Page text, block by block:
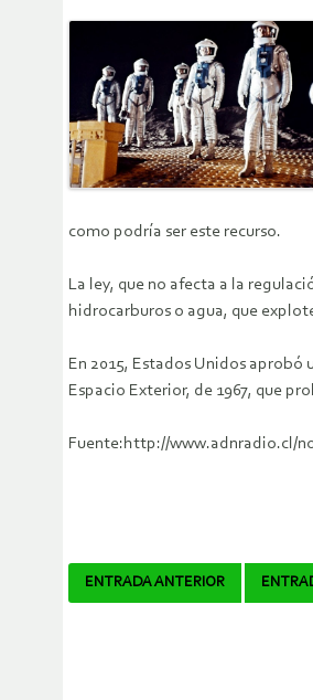
como podría ser este recurso.
La ley, que no afecta a la
hidrocarburos o agua, que
En 2015, Estados Unidos
Espacio Exterior, de 1967, que
Fuente:http://www.adnradio.cl/
Navegador
ENTRADA ANTERIOR